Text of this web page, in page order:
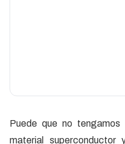
Puede que no
material